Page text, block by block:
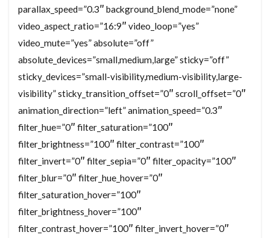
parallax_speed=”0.3″ background_blend_mode=”none”
video_aspect_ratio=”16:9″ video_loop=”yes”
video_mute=”yes” absolute=”off”
absolute_devices=”small,medium,large” sticky=”off”
sticky_devices=”small-visibility,medium-visibility,large-
visibility” sticky_transition_offset=”0″ scroll_offset=”0″
animation_direction=”left” animation_speed=”0.3″
filter_hue=”0″ filter_saturation=”100″
filter_brightness=”100″ filter_contrast=”100″
filter_invert=”0″ filter_sepia=”0″ filter_opacity=”100″
filter_blur=”0″ filter_hue_hover=”0″
filter_saturation_hover=”100″
filter_brightness_hover=”100″
filter_contrast_hover=”100″ filter_invert_hover=”0″